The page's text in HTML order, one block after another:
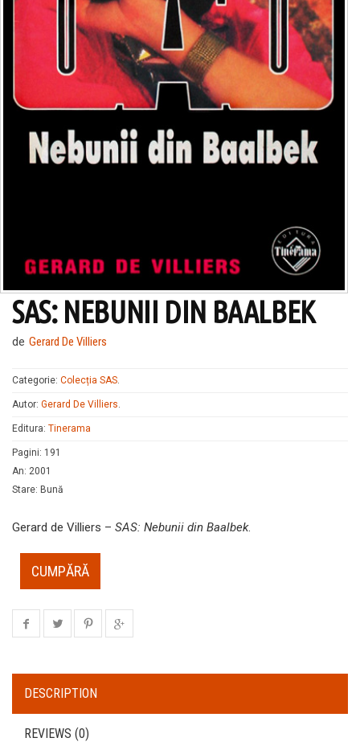
SAS: NEBUNII DIN BAALBEK
de Gerard De Villiers
Categorie: Colecția SAS.
Autor: Gerard De Villiers.
Editura: Tinerama
Pagini: 191
An: 2001
Stare: Bună
Gerard de Villiers – SAS: Nebunii din Baalbek.
CUMPĂRĂ
DESCRIPTION
REVIEWS (0)